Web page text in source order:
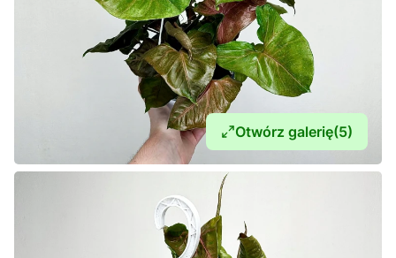
Otwórz galerię(5)